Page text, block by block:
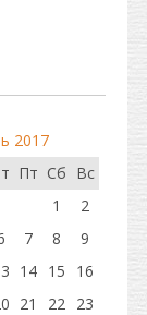
2017
Пт Сб Вс
1
2
7 8
9
14 15
16
21 22 23